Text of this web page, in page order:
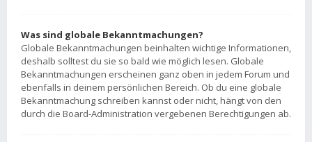
Was sind globale Bekanntmachungen?
Globale Bekanntmachungen beinhalten wichtige Informationen,
deshalb solltest du sie so bald wie möglich lesen. Globale
Bekanntmachungen erscheinen ganz oben in jedem Forum und
ebenfalls in deinem persönlichen Bereich. Ob du eine globale
Bekanntmachung schreiben kannst oder nicht, hängt von den
durch die Board-Administration vergebenen Berechtigungen ab.